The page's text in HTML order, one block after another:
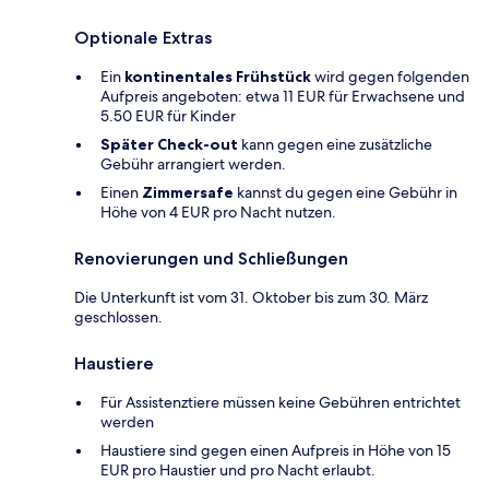
Optionale Extras
Ein kontinentales Frühstückwird gegen folgenden
Aufpreis angeboten: etwa 11 EUR für Erwachsene und
5.50 EUR für Kinder
Später Check-out kann gegen eine zusätzliche
Gebühr arrangiert werden.
Einen Zimmersafe kannst du gegen eine Gebühr in
Höhe von 4 EUR pro Nacht nutzen.
Renovierungen und Schließungen
Die Unterkunft ist vom 31. Oktober bis zum 30. März
geschlossen.
Haustiere
Für Assistenztiere müssen keine Gebühren entrichtet
werden
Haustiere sind gegen einen Aufpreis in Höhe von 15
EUR pro Haustier und pro Nacht erlaubt.